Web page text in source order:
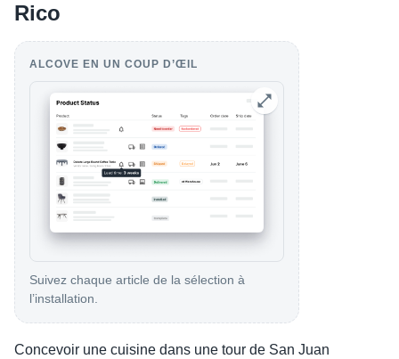
Rico
ALCOVE EN UN COUP D’ŒIL
Suivez chaque article de la sélection à
l’installation.
Concevoir une cuisine dans une tour de San Juan